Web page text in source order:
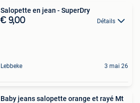
Salopette en jean - SuperDry
€ 9,00 Détails
Lebbeke 3 mai 26
Baby jeans salopette orange et rayé Mt